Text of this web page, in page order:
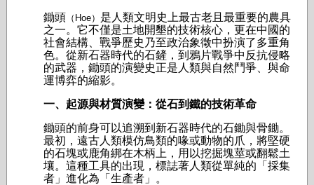
鋤頭 （Hoe） 是人類文明史上最古老且最重要的農具
之一。它不僅是土地開墾的技術核心，更在中國的
社會結構、戰爭歷史乃至政治象徵中扮演了多重角
色。從新石器時代的石鏟，到鴉片戰爭中反抗侵略
的武器，鋤頭的演變史正是人類與自然鬥爭、與命
運博弈的縮影。
一、起源與材質演變：從石到鐵的技術革命
鋤頭的前身可以追溯到新石器時代的石鋤與骨鋤。
最初，遠古人類模仿鳥類的喙或動物的爪，將堅硬
的石塊或鹿角綁在木柄上，用以挖掘塊莖或翻鬆土
壤。這種工具的出現，標誌著人類從單純的「採集
者」進化為「生產者」。